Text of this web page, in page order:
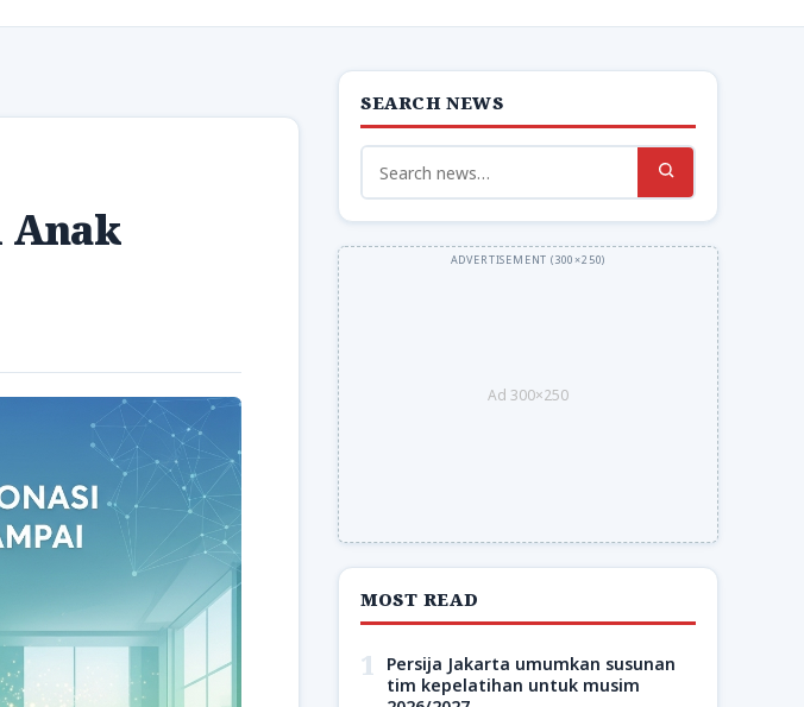
Anak
SEARCH NEWS
Search
for:
Ad 300×250
MOST READ
1
Persija Jakarta umumkan susunan
tim kepelatihan untuk musim